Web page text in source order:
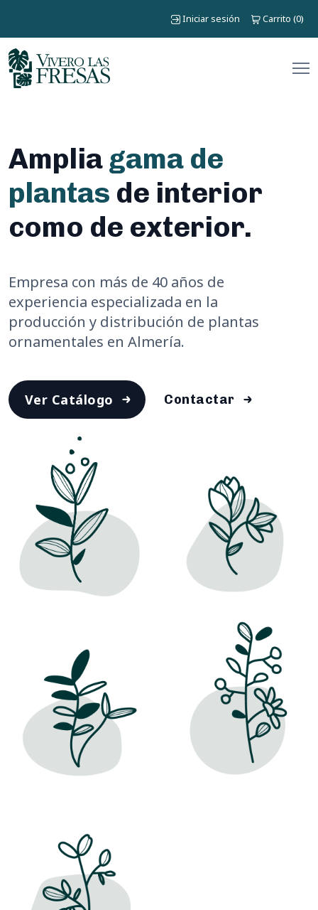
Iniciar sesión Carrito (0)
Amplia gama de
plantas de interior
como de exterior.
Empresa con más de 40 años de
experiencia especializada en la
producción y distribución de plantas
ornamentales en Almería.
Ver Catálogo Contactar